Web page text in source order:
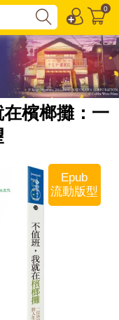
0
在檳榔攤：一
Epub
流動版型